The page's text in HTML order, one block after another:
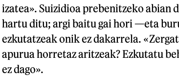
izatea». Suizidioa prebenitzeko abian
hartu ditu; argi baitu gai hori —eta
ezkutatzeak onik ez dakarrela.
apurua horretaz aritzeak? Ezkutatu
ez dago».